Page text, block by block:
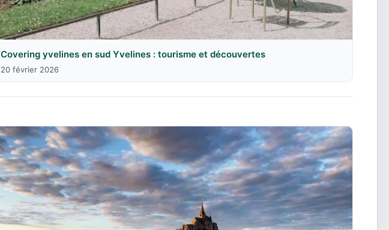
Covering yvelines en sud Yvelines : tourisme et découvertes
20 février 2026